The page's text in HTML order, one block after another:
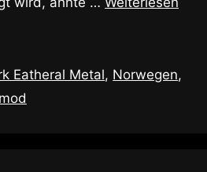
Eatheral Metal, Norwegen,